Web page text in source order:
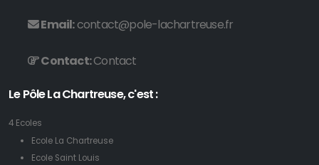
Email:contact@pole-lachartreuse.fr
Contact:Contact
Le Pôle La Chartreuse, c'est :
4 Ecoles
Ecole La Chartreuse
Ecole Saint Louis